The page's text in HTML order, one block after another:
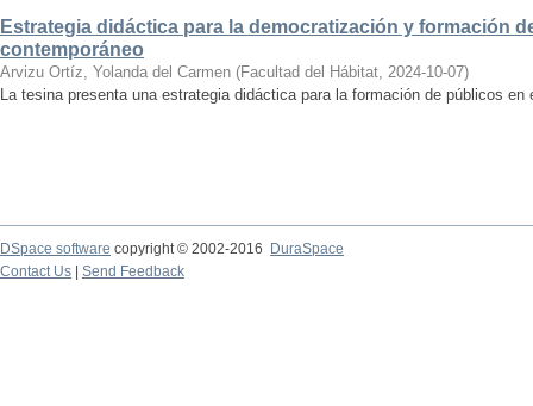
Estrategia didáctica para la democratización y formación
contemporáneo
Arvizu Ortíz, Yolanda del Carmen (Facultad del Hábitat, 2024-10-07)
La tesina presenta una estrategia didáctica para la formación de públicos en
DSpace software copyright © 2002-2016
DuraSpace
Contact Us
Send Feedback